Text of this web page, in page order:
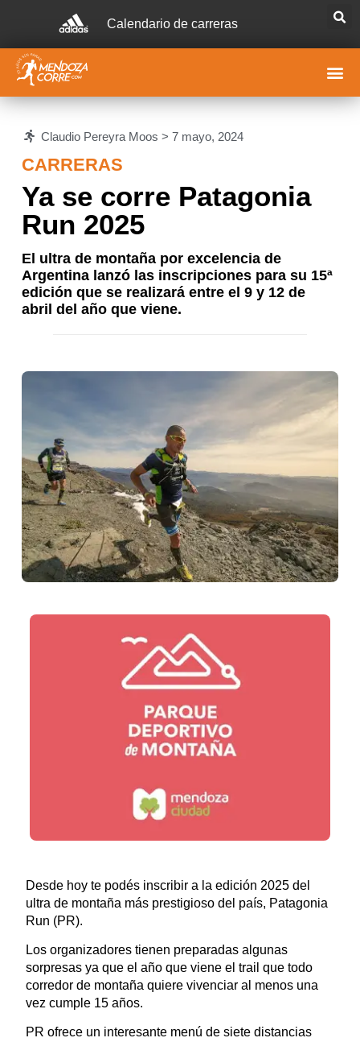
Calendario de carreras
Claudio Pereyra Moos > 7 mayo, 2024
CARRERAS
Ya se corre Patagonia
Run 2025
El ultra de montaña por excelencia de
Argentina lanzó las inscripciones para su 15ª
edición que se realizará entre el 9 y 12 de
abril del año que viene.
Desde hoy te podés inscribir a la edición 2025 del
ultra de montaña más prestigioso del país, Patagonia
Run (PR).
Los organizadores tienen preparadas algunas
sorpresas ya que el año que viene el trail que todo
corredor de montaña quiere vivenciar al menos una
vez cumple 15 años.
PR ofrece un interesante menú de siete distancias